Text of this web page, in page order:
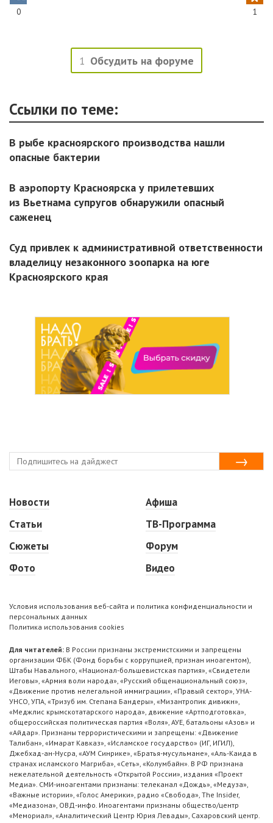
0 1
1 Обсудить на форуме
Ссылки по теме:
В рыбе красноярского производства нашли
опасные бактерии
В аэропорту Красноярска у прилетевших
из Вьетнама супругов обнаружили опасный
саженец
Суд привлек к административной ответственности
владелицу незаконного зоопарка на юге
Красноярского края
Новости
Статьи
Сюжеты
Фото
Афиша
ТВ-Программа
Форум
Видео
Условия использования веб-сайта и политика конфиденциальности и
персональных данных
Политика использования cookies
Для читателей: В России признаны экстремистскими и запрещены
организации ФБК (Фонд борьбы с коррупцией, признан иноагентом),
Штабы Навального, «Национал-большевистская партия», «Свидетели
Иеговы», «Армия воли народа», «Русский общенациональный союз»,
«Движение против нелегальной иммиграции», «Правый сектор», УНА-
УНСО, УПА, «Тризуб им. Степана Бандеры», «Мизантропик дивижн»,
«Меджлис крымскотатарского народа», движение «Артподготовка»,
общероссийская политическая партия «Воля», АУЕ, батальоны «Азов» и
«Айдар». Признаны террористическими и запрещены: «Движение
Талибан», «Имарат Кавказ», «Исламское государство» (ИГ, ИГИЛ),
Джебхад-ан-Нусра, «АУМ Синрике», «Братья-мусульмане», «Аль-Каида в
странах исламского Магриба», «Сеть», «Колумбайн». В РФ признана
нежелательной деятельность «Открытой России», издания «Проект
Медиа». СМИ-иноагентами признаны: телеканал «Дождь», «Медуза»,
«Важные истории», «Голос Америки», радио «Свобода», The Insider,
«Медиазона», ОВД-инфо. Иноагентами признаны общество/центр
«Мемориал», «Аналитический Центр Юрия Левады», Сахаровский центр.